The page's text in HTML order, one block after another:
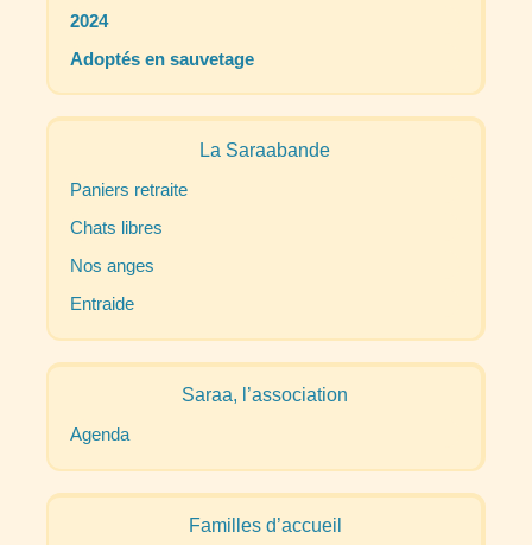
2024
Adoptés en sauvetage
La Saraabande
Paniers retraite
Chats libres
Nos anges
Entraide
Saraa, l’association
Agenda
Familles d’accueil